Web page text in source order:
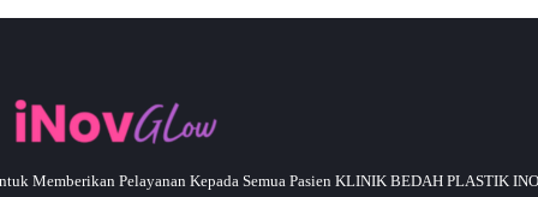
Memberikan Pelayanan Kepada Semua Pasien KLINIK BEDAH PLASTIK